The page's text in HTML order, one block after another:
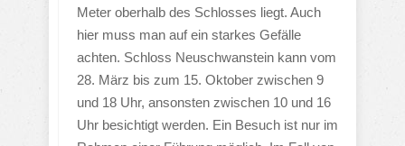
Meter oberhalb des Schlosses liegt. Auch
hier muss man auf ein starkes Gefälle
achten. Schloss Neuschwanstein kann vom
28. März bis zum 15. Oktober zwischen 9
und 18 Uhr, ansonsten zwischen 10 und 16
Uhr besichtigt werden. Ein Besuch ist nur im